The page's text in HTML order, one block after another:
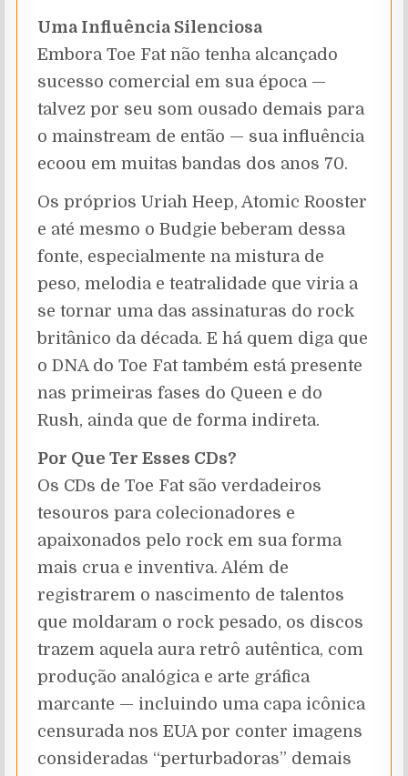
Uma Influência Silenciosa
Embora Toe Fat não tenha alcançado
sucesso comercial em sua época —
talvez por seu som ousado demais para
o mainstream de então — sua influência
ecoou em muitas bandas dos anos 70.
Os próprios Uriah Heep, Atomic Rooster
e até mesmo o Budgie beberam dessa
fonte, especialmente na mistura de
peso, melodia e teatralidade que viria a
se tornar uma das assinaturas do rock
britânico da década. E há quem diga que
o DNA do Toe Fat também está presente
nas primeiras fases do Queen e do
Rush, ainda que de forma indireta.
Por Que Ter Esses CDs?
Os CDs de Toe Fat são verdadeiros
tesouros para colecionadores e
apaixonados pelo rock em sua forma
mais crua e inventiva. Além de
registrarem o nascimento de talentos
que moldaram o rock pesado, os discos
trazem aquela aura retrô autêntica, com
produção analógica e arte gráfica
marcante — incluindo uma capa icônica
censurada nos EUA por conter imagens
consideradas “perturbadoras” demais